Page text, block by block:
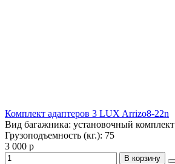
Комплект адаптеров 3 LUX Arrizo8-22n
Вид багажника: установочный комплект
Грузоподъемность (кг.): 75
3 000 р
В корзину